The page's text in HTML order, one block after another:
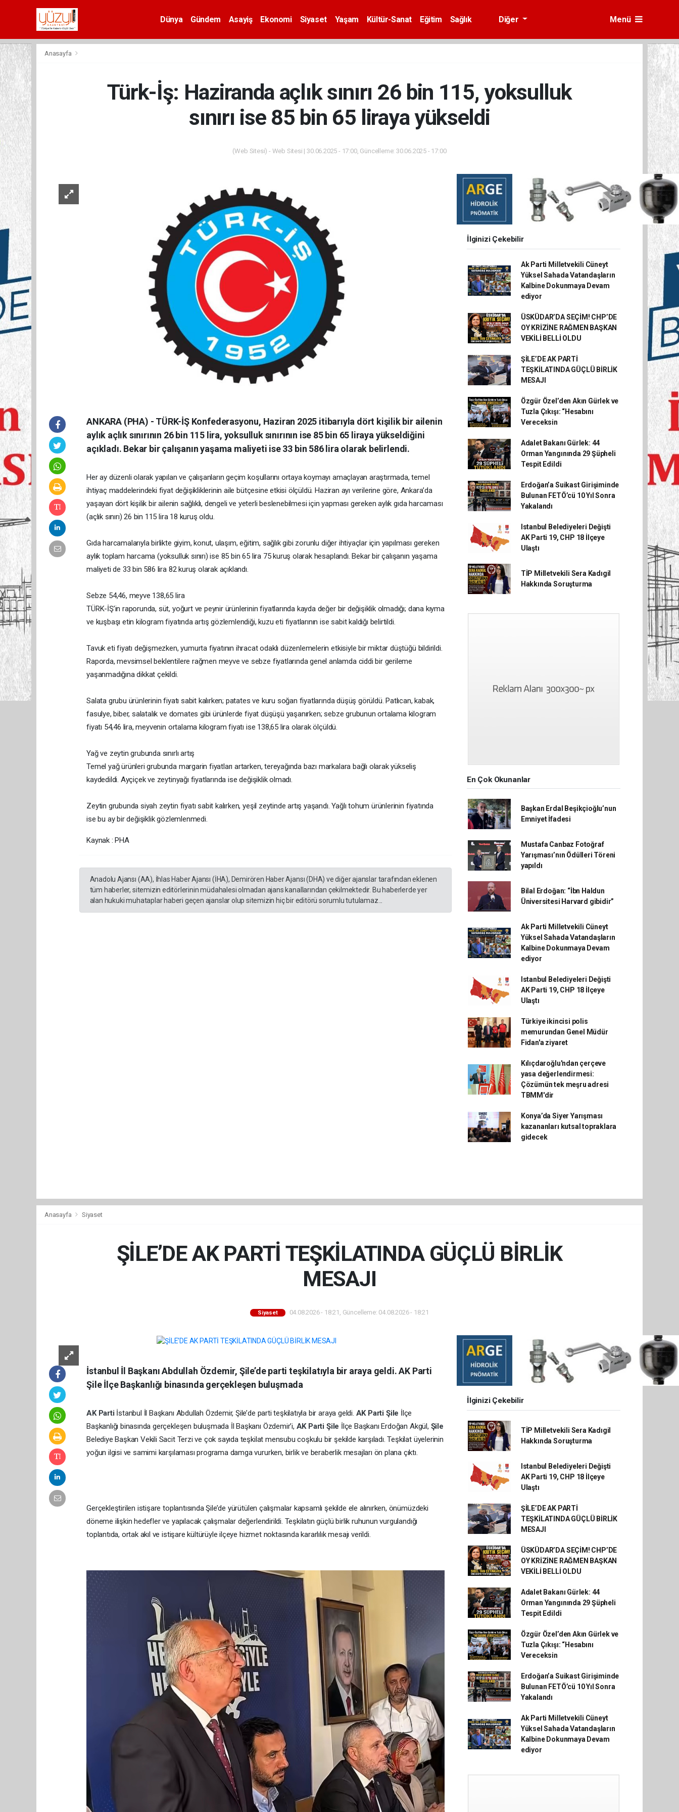
Dünya Gündem Asayiş Ekonomi Siyaset Yaşam Kültür-Sanat Eğitim
Sağlık
Diğer Menü
Anasayfa
Türk-İş: Haziranda açlık sınırı 26 bin 115, yoksulluk
sınırı ise 85 bin 65 liraya yükseldi
(Web Sitesi) - Web Sitesi | 30.06.2025 - 17:00, Güncelleme: 30.06.2025 - 17:00
ANKARA (PHA) - TÜRK-İŞ Konfederasyonu, Haziran 2025 itibarıyla dört kişilik bir ailenin
aylık açlık sınırının 26 bin 115 lira, yoksulluk sınırının ise 85 bin 65 liraya yükseldiğini
açıkladı. Bekar bir çalışanın yaşama maliyeti ise 33 bin 586 lira olarak belirlendi.
Her ay düzenli olarak yapılan ve çalışanların geçim koşullarını ortaya koymayı amaçlayan araştırmada, temel
ihtiyaç maddelerindeki fiyat değişikliklerinin aile bütçesine etkisi ölçüldü. Haziran ayı verilerine göre, Ankara’da
yaşayan dört kişilik bir ailenin sağlıklı, dengeli ve yeterli beslenebilmesi için yapması gereken aylık gıda harcaması
(açlık sınırı) 26 bin 115 lira 18 kuruş oldu.
Gıda harcamalarıyla birlikte giyim, konut, ulaşım, eğitim, sağlık gibi zorunlu diğer ihtiyaçlar için yapılması gereken
aylık toplam harcama (yoksulluk sınırı) ise 85 bin 65 lira 75 kuruş olarak hesaplandı. Bekar bir çalışanın yaşama
maliyeti de 33 bin 586 lira 82 kuruş olarak açıklandı.
Sebze 54,46, meyve 138,65 lira
TÜRK-İŞ’in raporunda, süt, yoğurt ve peynir ürünlerinin fiyatlarında kayda değer bir değişiklik olmadığı; dana kıyma
ve kuşbaşı etin kilogram fiyatında artış gözlemlendiği, kuzu eti fiyatlarının ise sabit kaldığı belirtildi.
Tavuk eti fiyatı değişmezken, yumurta fiyatının ihracat odaklı düzenlemelerin etkisiyle bir miktar düştüğü bildirildi.
Raporda, mevsimsel beklentilere rağmen meyve ve sebze fiyatlarında genel anlamda ciddi bir gerileme
yaşanmadığına dikkat çekildi.
Salata grubu ürünlerinin fiyatı sabit kalırken; patates ve kuru soğan fiyatlarında düşüş görüldü. Patlıcan, kabak,
fasulye, biber, salatalık ve domates gibi ürünlerde fiyat düşüşü yaşanırken; sebze grubunun ortalama kilogram
fiyatı 54,46 lira, meyvenin ortalama kilogram fiyatı ise 138,65 lira olarak ölçüldü.
Yağ ve zeytin grubunda sınırlı artış
Temel yağ ürünleri grubunda margarin fiyatları artarken, tereyağında bazı markalara bağlı olarak yükseliş
kaydedildi. Ayçiçek ve zeytinyağı fiyatlarında ise değişiklik olmadı.
Zeytin grubunda siyah zeytin fiyatı sabit kalırken, yeşil zeytinde artış yaşandı. Yağlı tohum ürünlerinin fiyatında
ise bu ay bir değişiklik gözlemlenmedi.
Kaynak : PHA
Anadolu Ajansı (AA), İhlas Haber Ajansı (İHA), Demirören Haber Ajansı (DHA) ve diğer ajanslar tarafından eklenen
tüm haberler, sitemizin editörlerinin müdahalesi olmadan ajans kanallarından çekilmektedir. Bu haberlerde yer
alan hukuki muhataplar haberi geçen ajanslar olup sitemizin hiç bir editörü sorumlu tutulamaz...
İlginizi Çekebilir
Ak Parti Milletvekili Cüneyt
Yüksel Sahada Vatandaşların
Kalbine Dokunmaya Devam
ediyor
ÜSKÜDAR’DA SEÇİM! CHP’DE
OY KRİZİNE RAĞMEN BAŞKAN
VEKİLİ BELLİ OLDU
ŞİLE’DE AK PARTİ
TEŞKİLATINDA GÜÇLÜ BİRLİK
MESAJI
Özgür Özel’den Akın Gürlek ve
Tuzla Çıkışı: “Hesabını
Vereceksin
Adalet Bakanı Gürlek: 44
Orman Yangınında 29 Şüpheli
Tespit Edildi
Erdoğan’a Suikast Girişiminde
Bulunan FETÖ’cü 10 Yıl Sonra
Yakalandı
Istanbul Belediyeleri Değişti
AK Parti 19, CHP 18 İlçeye
Ulaştı
TİP Milletvekili Sera Kadıgil
Hakkında Soruşturma
En Çok Okunanlar
Başkan Erdal Beşikçioğlu’nun
Emniyet İfadesi
Mustafa Canbaz Fotoğraf
Yarışması’nın Ödülleri Töreni
yapıldı
Bilal Erdoğan: “İbn Haldun
Üniversitesi Harvard gibidir”
Ak Parti Milletvekili Cüneyt
Yüksel Sahada Vatandaşların
Kalbine Dokunmaya Devam
ediyor
Istanbul Belediyeleri Değişti
AK Parti 19, CHP 18 İlçeye
Ulaştı
Türkiye ikincisi polis
memurundan Genel Müdür
Fidan'a ziyaret
Kılıçdaroğlu'ndan çerçeve
yasa değerlendirmesi:
Çözümün tek meşru adresi
TBMM'dir
Konya’da Siyer Yarışması
kazananları kutsal topraklara
gidecek
Anasayfa Siyaset
ŞİLE’DE AK PARTİ TEŞKİLATINDA GÜÇLÜ BİRLİK
MESAJI
Siyaset 04.08.2026 - 18:21, Güncelleme: 04.08.2026 - 18:21
İstanbul İl Başkanı Abdullah Özdemir, Şile’de parti teşkilatıyla bir araya geldi. AK Parti
Şile İlçe Başkanlığı binasında gerçekleşen buluşmada
AK Parti İstanbul İl Başkanı Abdullah Özdemir, Şile’de parti teşkilatıyla bir araya geldi. AK Parti Şile İlçe
Başkanlığı binasında gerçekleşen buluşmada İl Başkanı Özdemir’i, AK Parti Şile İlçe Başkanı Erdoğan Akgül, Şile
Belediye Başkan Vekili Sacit Terzi ve çok sayıda teşkilat mensubu coşkulu bir şekilde karşıladı. Teşkilat üyelerinin
yoğun ilgisi ve samimi karşılaması programa damga vururken, birlik ve beraberlik mesajları ön plana çıktı.
Gerçekleştirilen istişare toplantısında Şile’de yürütülen çalışmalar kapsamlı şekilde ele alınırken, önümüzdeki
döneme ilişkin hedefler ve yapılacak çalışmalar değerlendirildi. Teşkilatın güçlü birlik ruhunun vurgulandığı
toplantıda, ortak akıl ve istişare kültürüyle ilçeye hizmet noktasında kararlılık mesajı verildi.
İlginizi Çekebilir
TİP Milletvekili Sera Kadıgil
Hakkında Soruşturma
Istanbul Belediyeleri Değişti
AK Parti 19, CHP 18 İlçeye
Ulaştı
ŞİLE’DE AK PARTİ
TEŞKİLATINDA GÜÇLÜ BİRLİK
MESAJI
ÜSKÜDAR’DA SEÇİM! CHP’DE
OY KRİZİNE RAĞMEN BAŞKAN
VEKİLİ BELLİ OLDU
Adalet Bakanı Gürlek: 44
Orman Yangınında 29 Şüpheli
Tespit Edildi
Özgür Özel’den Akın Gürlek ve
Tuzla Çıkışı: “Hesabını
Vereceksin
Erdoğan’a Suikast Girişiminde
Bulunan FETÖ’cü 10 Yıl Sonra
Yakalandı
Ak Parti Milletvekili Cüneyt
Yüksel Sahada Vatandaşların
Kalbine Dokunmaya Devam
ediyor